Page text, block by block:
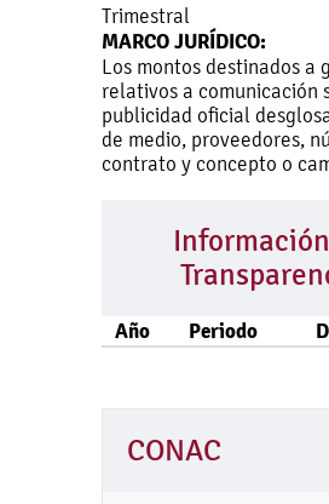
Trimestral
MARCO JURÍDICO:
Los montos destinados a
relativos a comunicación
publicidad oficial
de medio, proveedores,
contrato y concepto o
Año Periodo
CONAC